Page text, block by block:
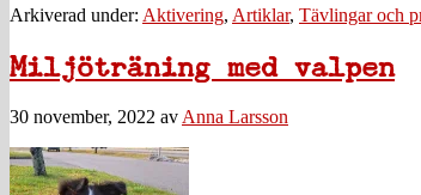
Arkiverad under: Aktivering, Artiklar, Tävlingar och
Miljöträning med valpen
30 november, 2022 av Anna Larsson